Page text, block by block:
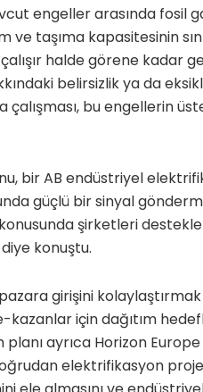
engeller arasında fosil
taşıma kapasitesinin
halde görene kadar
belirsizlik ya da
bu engellerin
bir AB endüstriyel
güçlü bir sinyal
şirketleri
konuştu.
girişini
kazanlar için dağıtım
ayrıca Horizon Europe
elektrifikasyon